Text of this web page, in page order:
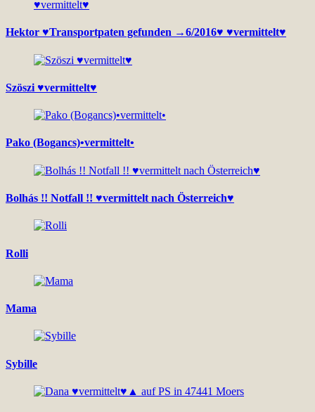
Hektor ♥Transportpaten gefunden →6/2016♥ ♥vermittelt♥
Szöszi ♥vermittelt♥
Pako (Bogancs)•vermittelt•
Bolhás !! Notfall !! ♥vermittelt nach Österreich♥
Rolli
Mama
Sybille